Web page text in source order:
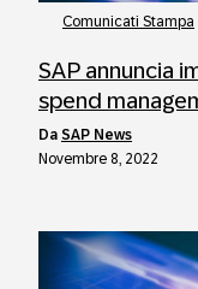
Comunicati Stampa
SAP annuncia
spend
da SAP News
Novembre 8, 2022